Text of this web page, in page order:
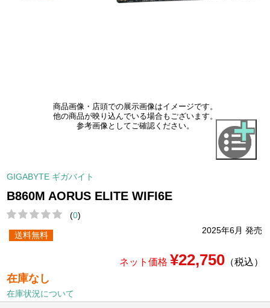
商品画像・店頭での展示画像はイメージです。
他の商品が映り込んでいる場合もございます。
参考画像としてご確認ください。
GIGABYTE ギガバイト
B860M AORUS ELITE WIFI6E
(0)
2025年6月 発売
送料無料
ネット価格 ¥22,750（税込）
在庫なし
在庫状況について